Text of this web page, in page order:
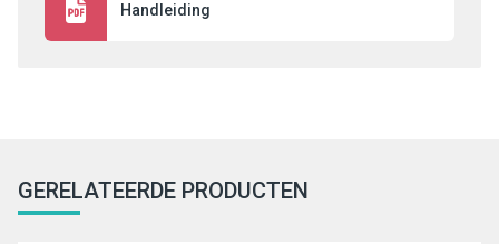
Handleiding
GERELATEERDE PRODUCTEN